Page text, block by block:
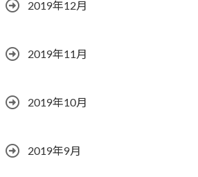
2019年12月
2019年11月
2019年10月
2019年9月